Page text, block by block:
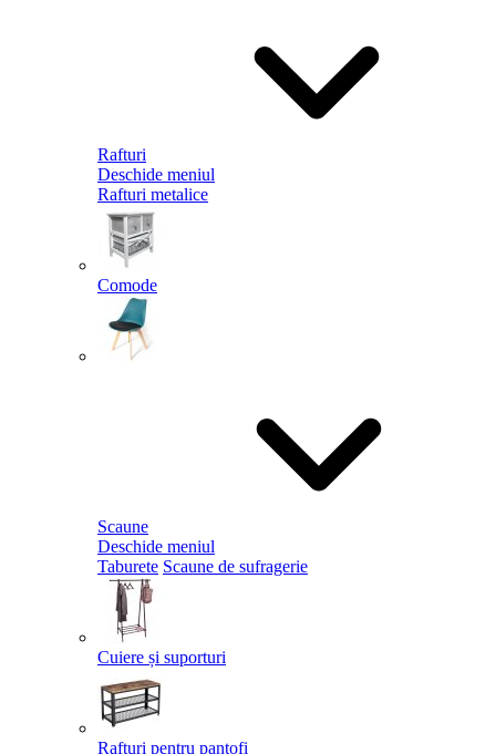
Rafturi
Deschide meniul
Rafturi metalice
Comode
Scaune
Deschide meniul
Taburete Scaune de sufragerie
Cuiere și suporturi
Rafturi pentru pantofi